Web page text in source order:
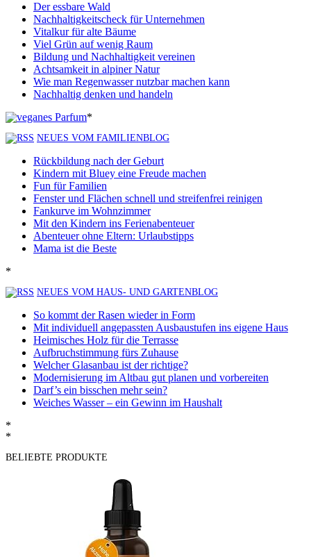
Der essbare Wald
Nachhaltigkeitscheck für Unternehmen
Vitalkur für alte Bäume
Viel Grün auf wenig Raum
Bildung und Nachhaltigkeit vereinen
Achtsamkeit in alpiner Natur
Wie man Regenwasser nutzbar machen kann
Nachhaltig denken und handeln
*
NEUES VOM FAMILIENBLOG
Rückbildung nach der Geburt
Kindern mit Bluey eine Freude machen
Fun für Familien
Fenster und Flächen schnell und streifenfrei reinigen
Fankurve im Wohnzimmer
Mit den Kindern ins Ferienabenteuer
Abenteuer ohne Eltern: Urlaubstipps
Mama ist die Beste
*
NEUES VOM HAUS- UND GARTENBLOG
So kommt der Rasen wieder in Form
Mit individuell angepassten Ausbaustufen ins eigene Haus
Heimisches Holz für die Terrasse
Aufbruchstimmung fürs Zuhause
Welcher Glasanbau ist der richtige?
Modernisierung im Altbau gut planen und vorbereiten
Darf’s ein bisschen mehr sein?
Weiches Wasser – ein Gewinn im Haushalt
*
*
BELIEBTE PRODUKTE